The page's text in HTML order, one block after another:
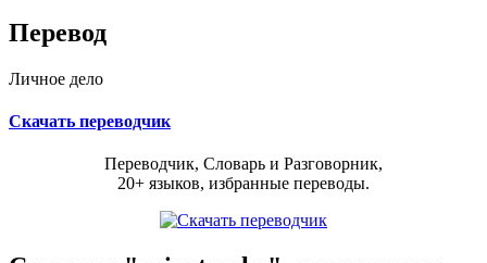
Перевод
Личное дело
Скачать переводчик
Переводчик, Словарь и Разговорник,
20+ языков, избранные переводы.